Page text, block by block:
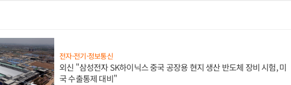
전자·전기·정보통신
외신 "삼성전자 SK하이닉스 중국 공장용 현지 생산 반도체 장비 시험, 미
국 수출통제 대비"